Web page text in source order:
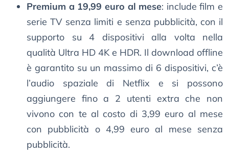
Premium a 19,99 euro al mese: include film e
serie TV senza limiti e senza pubblicità, con il
supporto su 4 dispositivi alla volta nella
qualità Ultra HD 4K e HDR. Il download offline
è garantito su un massimo di 6 dispositivi, c’è
l’audio spaziale di Netflix e si possono
aggiungere fino a 2 utenti extra che non
vivono con te al costo di 3,99 euro al mese
con pubblicità o 4,99 euro al mese senza
pubblicità.